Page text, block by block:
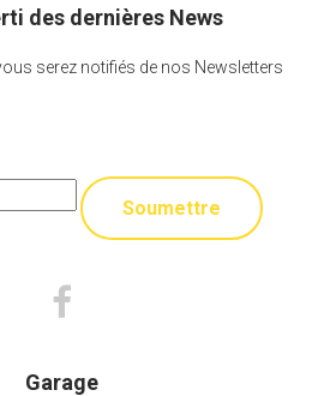
des dernières News
serez notifiés de nos Newsletters
Soumettre
Garage